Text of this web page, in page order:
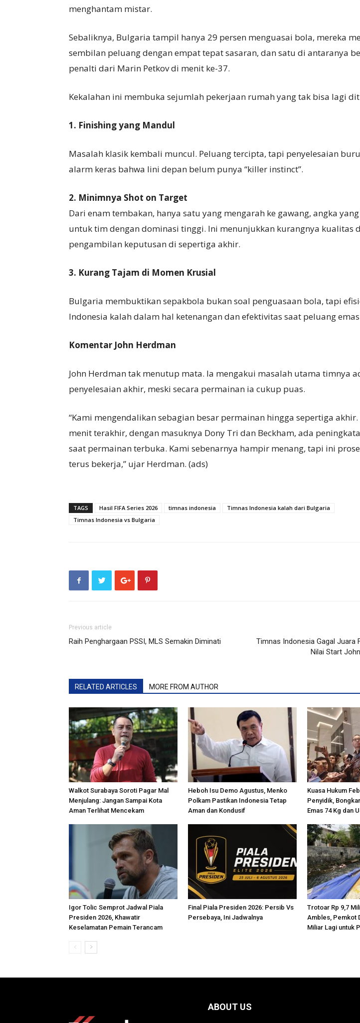
menghantam mistar.
Sebaliknya, Bulgaria tampil hanya 29 persen menguasai bola, mereka
sembilan peluang dengan empat tepat sasaran, dan satu di antaranya
penalti dari Marin Petkov di menit ke-37.
Kekalahan ini membuka sejumlah pekerjaan rumah yang tak bisa lagi
1. Finishing yang Mandul
Masalah klasik kembali muncul. Peluang tercipta, tapi penyelesaian
alarm keras bahwa lini depan belum punya “killer instinct”.
2. Minimnya Shot on Target
Dari enam tembakan, hanya satu yang mengarah ke gawang, angka
untuk tim dengan dominasi tinggi. Ini menunjukkan kurangnya kualitas
pengambilan keputusan di sepertiga akhir.
3. Kurang Tajam di Momen Krusial
Bulgaria membuktikan sepakbola bukan soal penguasaan bola, tapi
Indonesia kalah dalam hal ketenangan dan efektivitas saat peluang
Komentar John Herdman
John Herdman tak menutup mata. Ia mengakui masalah utama timnya
penyelesaian akhir, meski secara permainan ia cukup puas.
“Kami mengendalikan sebagian besar permainan hingga sepertiga
menit terakhir, dengan masuknya Dony Tri dan Beckham, ada
saat permainan terbuka. Kami sebenarnya hampir menang, tapi ini
terus bekerja,” ujar Herdman. (ads)
TAGS Hasil FIFA Series 2026 timnas indonesia
Timnas Indonesia kalah dari Bulgaria
Timnas Indonesia vs Bulgaria
Previous article
Raih Penghargaan PSSI, MLS Semakin Diminati
Timnas Indonesia Gagal Juara
Nilai Start
RELATED ARTICLES MORE FROM AUTHOR
Walkot Surabaya Soroti Pagar Mal
Menjulang: Jangan Sampai Kota
Aman Terlihat Mencekam
Heboh Isu Demo Agustus, Menko
Polkam Pastikan Indonesia Tetap
Aman dan Kondusif
Kuasa Hukum
Penyidik,
Emas 74 Kg dan
Igor Tolic Semprot Jadwal Piala
Presiden 2026, Khawatir
Keselamatan Pemain Terancam
Final Piala Presiden 2026: Persib Vs
Persebaya, Ini Jadwalnya
Trotoar Rp 9,7
Ambles, Pemkot
Miliar Lagi untuk
ABOUT US